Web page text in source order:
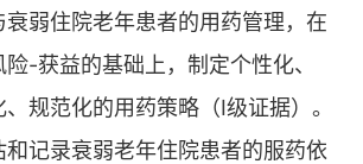
弱住院老年患者的用药管理，在
-获益的基础上，制定个性化、
规范化的用药策略（Ⅰ级证据）。
记录衰弱老年住院患者的服药依